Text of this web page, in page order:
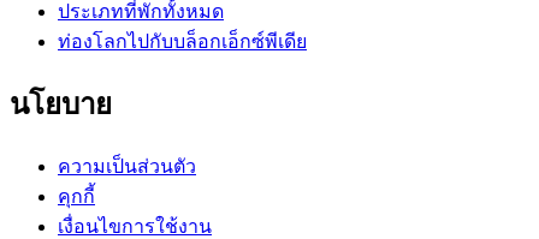
ประเภทที่พักทั้งหมด
ท่องโลกไปกับบล็อกเอ็กซ์พีเดีย
นโยบาย
ความเป็นส่วนตัว
คุกกี้
เงื่อนไขการใช้งาน